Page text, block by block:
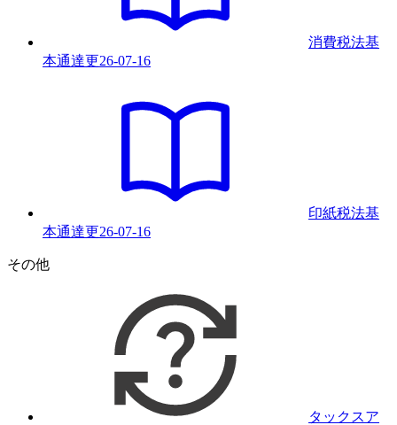
消費税法基
本通達更26-07-16
印紙税法基
本通達更26-07-16
その他
タックスア